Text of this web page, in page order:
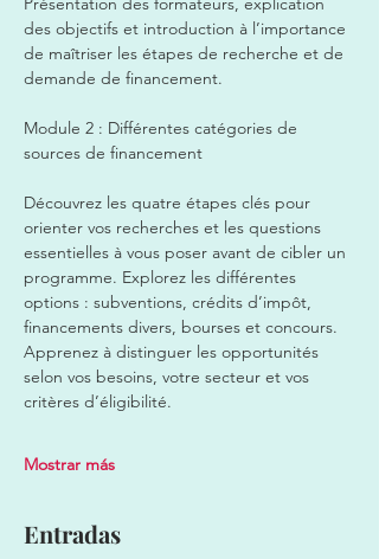
des objectifs et introduction à l’importance
de maîtriser les étapes de recherche et de
demande de financement.
Module 2 : Différentes catégories de
sources de financement
Découvrez les quatre étapes clés pour
orienter vos recherches et les questions
essentielles à vous poser avant de cibler un
programme. Explorez les différentes
options : subventions, crédits d’impôt,
financements divers, bourses et concours.
Apprenez à distinguer les opportunités
selon vos besoins, votre secteur et vos
critères d’éligibilité.
Mostrar más
Entradas